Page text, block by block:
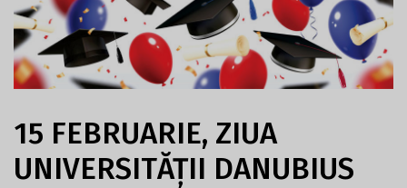
15 FEBRUARIE, ZIUA
UNIVERSITĂȚII DANUBIUS